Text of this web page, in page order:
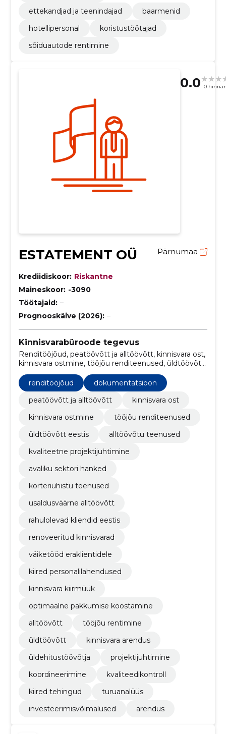
ettekandjad ja teenindajad
baarmenid
hotellipersonal
koristustöötajad
sõiduautode rentimine
0.0 0
ESTATEMENT OÜ Pärnumaa
Krediidiskoor: Riskantne
Maineskoor: -3090
Töötajaid: –
Prognooskäive (2026): –
Kinnisvarabüroode tegevus
Renditööjõud, peatöövõtt ja alltöövõtt, kinnisvara ost,
kinnisvara ostmine, tööjõu renditeenused, üldtöövõtt
Eestis, alltöövõtu teenused, kvaliteetne
projektijuhtimine, avaliku sektori hanked, korteriühistu
teenused
renditööjõud
dokumentatsioon
peatöövõtt ja alltöövõtt
kinnisvara ost
kinnisvara ostmine
tööjõu renditeenused
üldtöövõtt eestis
alltöövõtu teenused
kvaliteetne projektijuhtimine
avaliku sektori hanked
korteriühistu teenused
usaldusväärne alltöövõtt
rahulolevad kliendid eestis
renoveeritud kinnisvarad
väiketööd eraklientidele
kiired personalilahendused
kinnisvara kiirmüük
optimaalne pakkumise koostamine
alltöövõtt
tööjõu rentimine
üldtöövõtt
kinnisvara arendus
üldehitustöövõtja
projektijuhtimine
koordineerimine
kvaliteedikontroll
kiired tehingud
turuanalüüs
investeerimisvõimalused
arendus